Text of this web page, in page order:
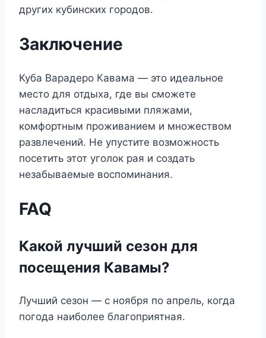
других кубинских городов.
Заключение
Куба Варадеро Кавама — это идеальное
место для отдыха, где вы сможете
насладиться красивыми пляжами,
комфортным проживанием и множеством
развлечений. Не упустите возможность
посетить этот уголок рая и создать
незабываемые воспоминания.
FAQ
Какой лучший сезон для
посещения Кавамы?
Лучший сезон — с ноября по апрель, когда
погода наиболее благоприятная.